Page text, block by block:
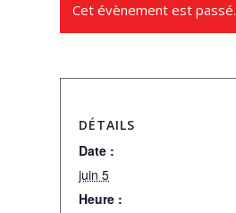
Cet évènement est passé.
DÉTAILS
Date :
juin 5
Heure :